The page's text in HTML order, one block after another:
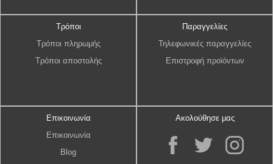
Τρόποι
Τρόποι πληρωμής
Τρόποι αποστολής
Παραγγελίες
Τηλεφωνικές παραγγελίες
Επιστροφή προϊόντων
Επικοινωνία
Επικοινωνία
Blog
Ακολούθησε μας